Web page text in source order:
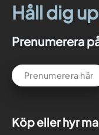
Håll dig
Prenumerera
Prenumerera här
Köp eller hyr